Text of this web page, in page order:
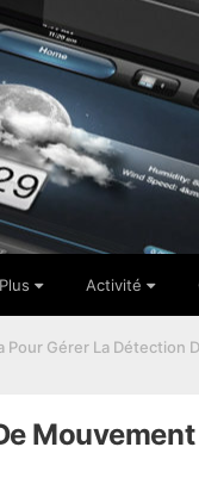
Plus Activité
Pour Gérer La Détection
Mouvement